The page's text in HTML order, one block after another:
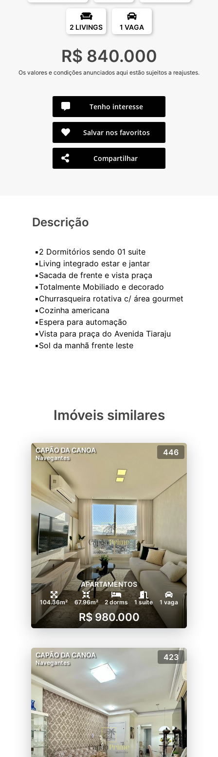
2 LIVINGS 1 VAGA
R$ 840.000
Os valores e condições anunciados aqui estão sujeitos a reajustes.
Tenho interesse
Salvar nos favoritos
Compartilhar
Descrição
▪️2 Dormitórios sendo 01 suite
▪️Living integrado estar e jantar
▪️Sacada de frente e vista praça
▪️Totalmente Mobiliado e decorado
▪️Churrasqueira rotativa c/ área gourmet
▪️Cozinha americana
▪️Espera para automação
▪️Vista para praça do Avenida Tiaraju
▪️Sol da manhã frente leste
Imóveis similares
CAPÃO DA CANOA
Navegantes
446
APARTAMENTOS
104.36m² 67.96m² 2 dorms 1 suíte 1 vaga
R$ 980.000
CAPÃO DA CANOA
Navegantes
423